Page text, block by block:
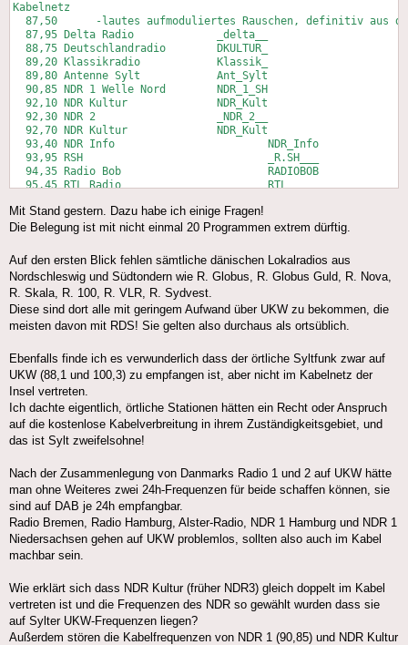
Kabelnetz
87,50      -lautes aufmoduliertes Rauschen, definitiv aus
  87,95	Delta Radio		_delta__
  88,75	Deutschlandradio	DKULTUR_
  89,20	Klassikradio		Klassik_
  89,80	Antenne Sylt		Ant_Sylt
  90,85	NDR 1 Welle Nord	NDR_1_SH
  92,10	NDR Kultur		NDR_Kult
  92,30	NDR 2			_NDR_2__
  92,70	NDR Kultur		NDR_Kult
  93,40	NDR Info			NDR_Info
  93,95	RSH				_R.SH___
  94,35	Radio Bob			RADIOBOB
  95,45	RTL Radio			RTL_____
  97,50	Deutschlandfunk	DLF_____
  98,50	N-Joy Radio		_N-JOY__
100,30	Danmarks Radio 4	DRP4_SYD
100,70	Danmarks Radio 3	DR_P3___
103,65	Radio 24-7			24syv___
Mit Stand gestern. Dazu habe ich einige Fragen!
Die Belegung ist mit nicht einmal 20 Programmen extrem dürftig.
Auf den ersten Blick fehlen sämtliche dänischen Lokalradios aus
Nordschleswig und Südtondern wie R. Globus, R. Globus Guld, R. Nova,
R. Skala, R. 100, R. VLR, R. Sydvest.
Diese sind dort alle mit geringem Aufwand über UKW zu bekommen, die
meisten davon mit RDS! Sie gelten also durchaus als ortsüblich.
Ebenfalls finde ich es verwunderlich dass der örtliche Syltfunk zwar auf
UKW (88,1 und 100,3) zu empfangen ist, aber nicht im Kabelnetz der
Insel vertreten.
Ich dachte eigentlich, örtliche Stationen hätten ein Recht oder Anspruch
auf die kostenlose Kabelverbreitung in ihrem Zuständigkeitsgebiet, und
das ist Sylt zweifelsohne!
Nach der Zusammenlegung von Danmarks Radio 1 und 2 auf UKW hätte
man ohne Weiteres zwei 24h-Frequenzen für beide schaffen können, sie
sind auf DAB je 24h empfangbar.
Radio Bremen, Radio Hamburg, Alster-Radio, NDR 1 Hamburg und NDR 1
Niedersachsen gehen auf UKW problemlos, sollten also auch im Kabel
machbar sein.
Wie erklärt sich dass NDR Kultur (früher NDR3) gleich doppelt im Kabel
vertreten ist und die Frequenzen des NDR so gewählt wurden dass sie
auf Sylter UKW-Frequenzen liegen?
Außerdem stören die Kabelfrequenzen von NDR 1 (90,85) und NDR Kultur